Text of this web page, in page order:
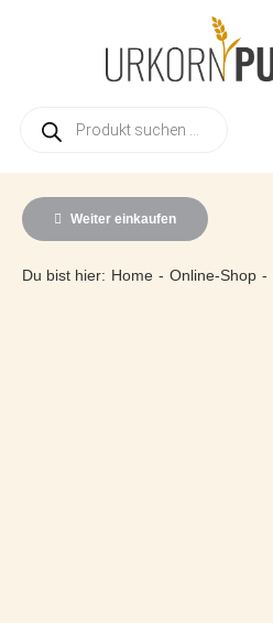
search
Weiter einkaufen
Du bist hier: Home Online-Shop